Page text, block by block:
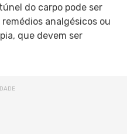
do carpo pode ser
analgésicos ou
que devem ser